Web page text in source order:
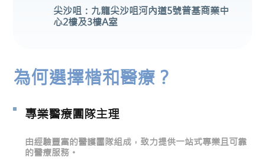
尖沙咀：九龍尖沙咀河內道5號普基商業中
心2樓及3樓A室
為何選擇楷和醫療？
專業醫療團隊主理
由經驗豐富的醫護團隊組成，致力提供一站式專業且可靠
的醫療服務。